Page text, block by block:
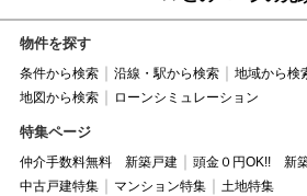
物件を探す
条件から検索 沿線・駅から検索 地域から検
地図から検索
ローンシミュレーション
特集ページ
仲介手数料無料 新築戸建 頭金０円OK!! 新
中古戸建特集
マンション特集 土地特集